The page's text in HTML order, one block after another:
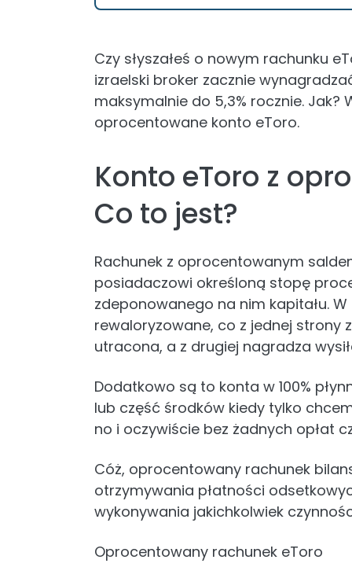
Czy słyszałeś o nowym rachunku
izraelski broker zacznie
maksymalnie do 5,3% rocznie.
oprocentowane konto eToro.
Konto eToro z
Co to jest?
Rachunek z oprocentowanym
posiadaczowi określoną stopę
zdeponowanego na nim kapitału.
rewaloryzowane, co z jednej strony
utracona, a z drugiej nagradza
Dodatkowo są to konta w 100%
lub część środków kiedy tylko
no i oczywiście bez żadnych opłat
Cóż, oprocentowany rachunek
otrzymywania płatności
wykonywania jakichkolwiek
Oprocentowany rachunek eToro